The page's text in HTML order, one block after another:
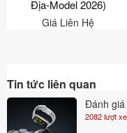
hợp hệ thống âm thanh
lớn, tivi tái hiện âm
đang trải nghiệm trong
đình.
Địa-Model 2026)
Giá Liên Hệ
Tin tức liên quan
Đánh giá
2082 lượt